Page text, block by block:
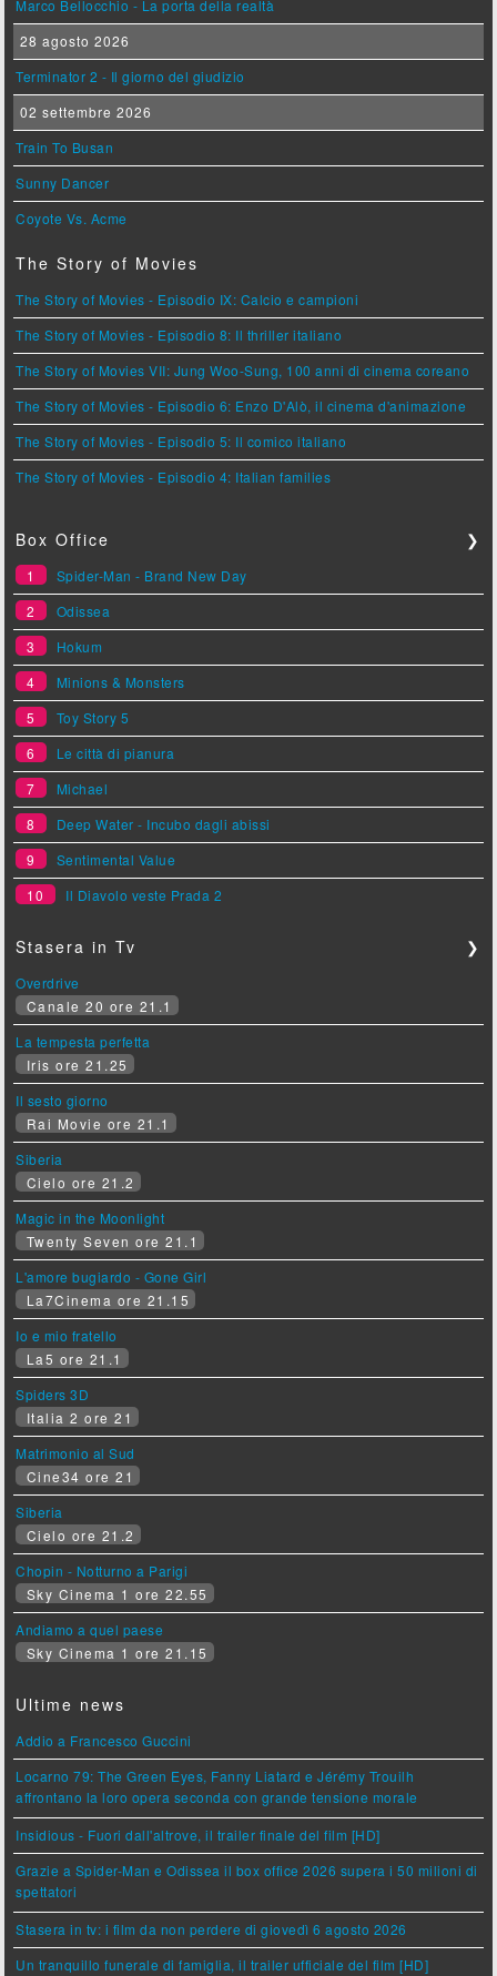
Marco Bellocchio - La porta della realtà
28 agosto 2026
Terminator 2 - Il giorno del giudizio
02 settembre 2026
Train To Busan
Sunny Dancer
Coyote Vs. Acme
The Story of Movies
The Story of Movies - Episodio IX: Calcio e campioni
The Story of Movies - Episodio 8: Il thriller italiano
The Story of Movies VII: Jung Woo-Sung, 100 anni di cinema coreano
The Story of Movies - Episodio 6: Enzo D'Alò, il cinema d'animazione
The Story of Movies - Episodio 5: Il comico italiano
The Story of Movies - Episodio 4: Italian families
Box Office ❯
1
Spider-Man - Brand New Day
2
Odissea
3
Hokum
4
Minions & Monsters
5
Toy Story 5
6
Le città di pianura
7
Michael
8
Deep Water - Incubo dagli abissi
9
Sentimental Value
10
Il Diavolo veste Prada 2
Stasera in Tv ❯
Overdrive
Canale 20 ore 21.1
La tempesta perfetta
Iris ore 21.25
Il sesto giorno
Rai Movie ore 21.1
Siberia
Cielo ore 21.2
Magic in the Moonlight
Twenty Seven ore 21.1
L'amore bugiardo - Gone Girl
La7Cinema ore 21.15
Io e mio fratello
La5 ore 21.1
Spiders 3D
Italia 2 ore 21
Matrimonio al Sud
Cine34 ore 21
Siberia
Cielo ore 21.2
Chopin - Notturno a Parigi
Sky Cinema 1 ore 22.55
Andiamo a quel paese
Sky Cinema 1 ore 21.15
Ultime news
Addio a Francesco Guccini
Locarno 79: The Green Eyes, Fanny Liatard e Jérémy Trouilh
affrontano la loro opera seconda con grande tensione morale
Insidious - Fuori dall'altrove, il trailer finale del film [HD]
Grazie a Spider-Man e Odissea il box office 2026 supera i 50 milioni di
spettatori
Stasera in tv: i film da non perdere di giovedì 6 agosto 2026
Un tranquillo funerale di famiglia, il trailer ufficiale del film [HD]